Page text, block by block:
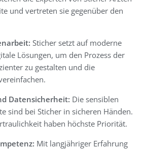
und vertreten sie gegenüber den
Sticher setzt auf moderne
Lösungen, um den Prozess der
zu gestalten und die
Datensicherheit: Die sensiblen
sind bei Sticher in sicheren Händen.
haben höchste Priorität.
Mit langjähriger Erfahrung